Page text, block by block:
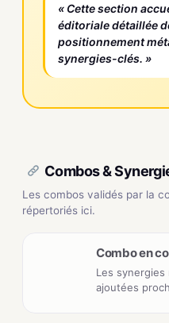
« Cette section
éditoriale détaillée
positionnement
synergies-clés. »
Combos &
Les combos validés par la
répertoriés ici.
Combo en
Les synergies
ajoutées